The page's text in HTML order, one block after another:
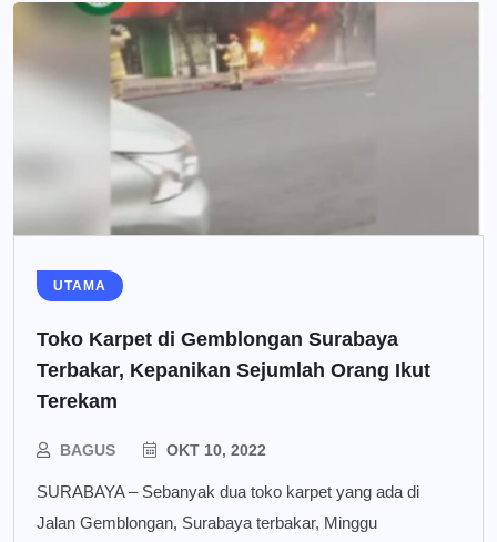
UTAMA
Toko Karpet di Gemblongan Surabaya
Terbakar, Kepanikan Sejumlah Orang Ikut
Terekam
BAGUS OKT 10, 2022
SURABAYA – Sebanyak dua toko karpet yang ada di
Jalan Gemblongan, Surabaya terbakar, Minggu